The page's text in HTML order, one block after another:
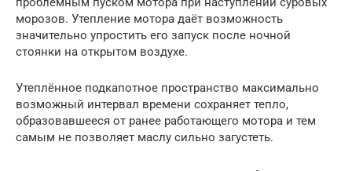
морозов. Утепление мотора даёт возможность
значительно упростить его запуск после ночной
стоянки на открытом воздухе.
Утеплённое подкапотное пространство максимально
возможный интервал времени сохраняет тепло,
образовавшееся от ранее работающего мотора и тем
самым не позволяет маслу сильно загустеть.